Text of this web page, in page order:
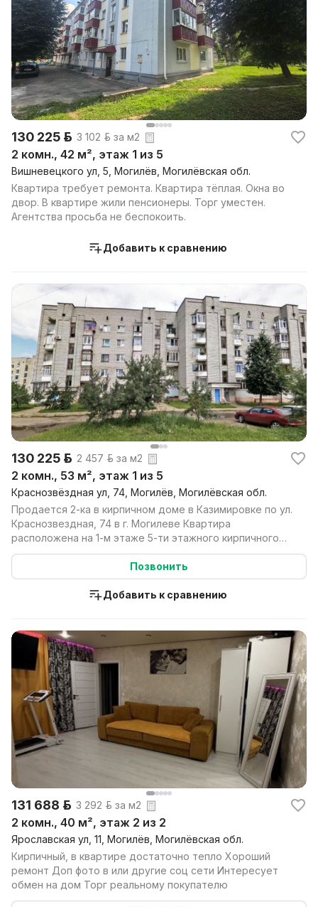
130 225 р. 3 102 р. за м2
2 комн., 42 м², этаж 1 из 5
Вишневецкого ул, 5, Могилёв, Могилёвская обл.
Квартира требует ремонта. Квартира тёплая. Окна во
двор. В квартире жили пенсионеры. Торг уместен.
Агентства просьба не беспокоить.
Добавить к сравнению
130 225 р. 2 457 р. за м2
2 комн., 53 м², этаж 1 из 5
Краснозвёздная ул, 74, Могилёв, Могилёвская обл.
Продается 2-ка в кирпичном доме в Казимировке по ул.
Краснозвездная, 74 в г. Могилеве Квартира
расположена на 1-м этаже 5-ти этажного кирпичного
дома ...
Позвонить
Добавить к сравнению
131 688 р. 3 292 р. за м2
2 комн., 40 м², этаж 2 из 2
Ярославская ул, 11, Могилёв, Могилёвская обл.
Кирпичный, в квартире достаточно тепло Хороший
ремонт Доп фото в или другие соц сети Интересует
обмен на дом Торг реальному покупателю